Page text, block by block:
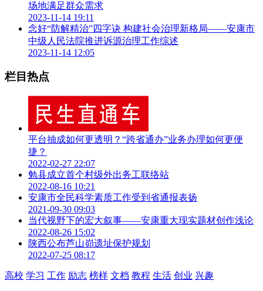
店内环境脏乱，卫生极差，无三防设施。
9、晏家坡市场汪家蒸面
后厨卫生环境差，洗碗池无法满足清洗需要。
10、晏家坡市场重庆小吃
店内墙面、地面脏污重，地面破损。
场地满足群众需求
2023-11-14 19:11
念好“防解精治”四字诀 构建社会治理新格局——安康市
中级人民法院推进诉源治理工作综述
2023-11-14 12:05
栏目热点
平台抽成如何更透明？“跨省通办”业务办理如何更便
捷？
2022-02-27 22:07
勉县成立首个村级外出务工联络站
2022-08-16 10:21
安康市全民科学素质工作受到省通报表扬
2021-09-30 09:03
当代视野下的宏大叙事——安康重大现实题材创作浅论
2022-08-26 15:02
陕西公布芦山峁遗址保护规划
2022-07-25 08:17
高校 学习 工作 励志 榜样 文档 教程 生活 创业 兴趣